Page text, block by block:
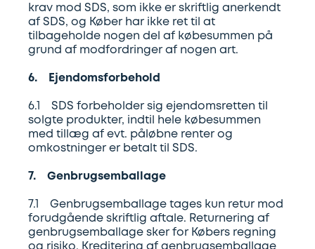
krav mod SDS, som ikke er skriftlig anerkendt
af SDS, og Køber har ikke ret til at
tilbageholde nogen del af købesummen på
grund af modfordringer af nogen art.
6. Ejendomsforbehold
6.1 SDS forbeholder sig ejendomsretten til
solgte produkter, indtil hele købesummen
med tillæg af evt. påløbne renter og
omkostninger er betalt til SDS.
7. Genbrugsemballage
7.1 Genbrugsemballage tages kun retur mod
forudgående skriftlig aftale. Returnering af
genbrugsemballage sker for Købers regning
og risiko. Kreditering af genbrugsemballage